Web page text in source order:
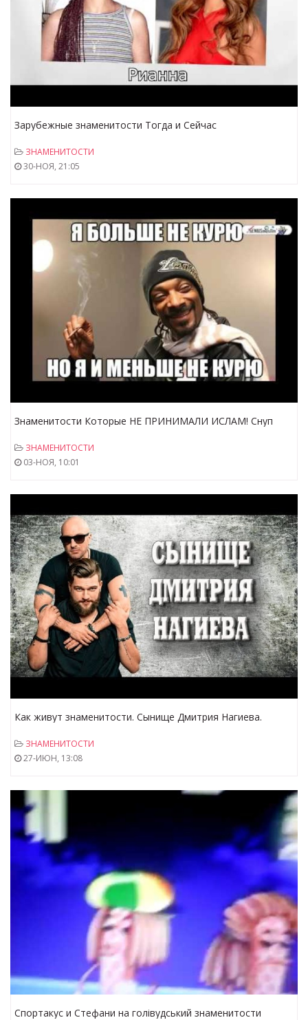
Зарубежные знаменитости Тогда и Сейчас
ЗНАМЕНИТОСТИ
30-НОЯ, 21:05
Знаменитости Которые НЕ ПРИНИМАЛИ ИСЛАМ! Снуп
ЗНАМЕНИТОСТИ
03-НОЯ, 10:01
Как живут знаменитости. Сынище Дмитрия Нагиева.
ЗНАМЕНИТОСТИ
27-ИЮН, 13:08
Спортакус и Стефани на голівудський знаменитости